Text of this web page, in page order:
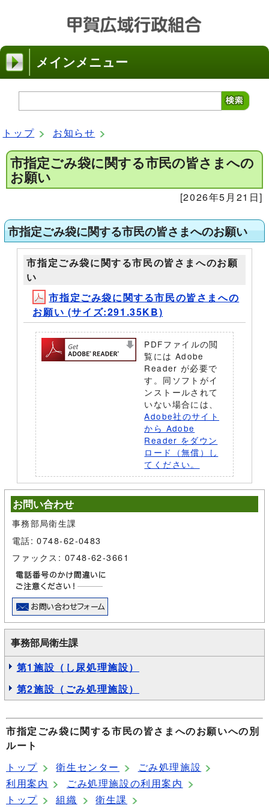
メインメニュー
トップ お知らせ
市指定ごみ袋に関する市民の皆さまへの
お願い
[2026年5月21日]
市指定ごみ袋に関する市民の皆さまへのお願い
市指定ごみ袋に関する市民の皆さまへのお願
い
市指定ごみ袋に関する市民の皆さまへの
お願い (サイズ:291.35KB)
PDFファイルの閲
覧には Adobe
Reader が必要で
す。同ソフトがイ
ンストールされて
いない場合には、
Adobe社のサイト
から Adobe
Reader をダウン
ロード（無償）し
てください。
お問い合わせ
事務部局衛生課
電話: 0748-62-0483
ファックス: 0748-62-3661
事務部局衛生課
第1施設（し尿処理施設）
第2施設（ごみ処理施設）
市指定ごみ袋に関する市民の皆さまへのお願いへの別
ルート
トップ
衛生センター
ごみ処理施設
利用案内
ごみ処理施設の利用案内
トップ
組織 衛生課